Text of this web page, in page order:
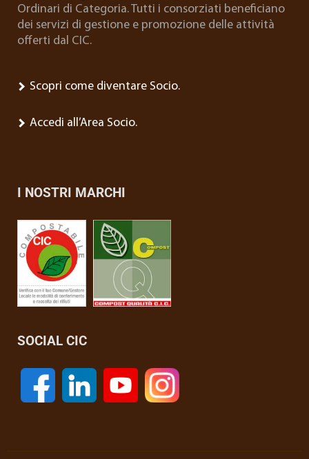
Ordinari di Categoria. Tutti i consorziati beneficiano
dei servizi di gestione e promozione delle attività
offerti dal CIC.
Scopri come diventare Socio.
Accedi all’Area Socio.
I NOSTRI MARCHI
SOCIAL CIC